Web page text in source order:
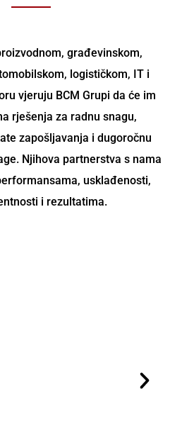
građevinskom,
logističkom, IT i
vjeruju BCM Grupi da će im
rješenja za radnu snagu,
zapošljavanja i dugoročnu
Njihova partnerstva s nama
usklađenosti,
i rezultatima.